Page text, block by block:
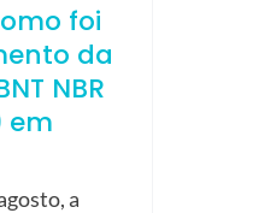
foi
da
NBR
em
a